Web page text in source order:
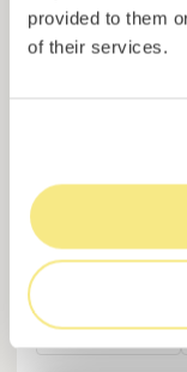
provided to them
of their services.
Solcor Solar IX
Instalação solar
Empréstimo